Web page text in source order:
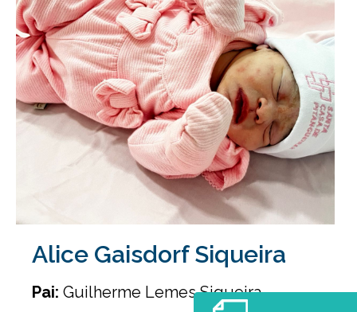
Alice Gaisdorf Siqueira
Pai: Guilherme Lemes Siqueira